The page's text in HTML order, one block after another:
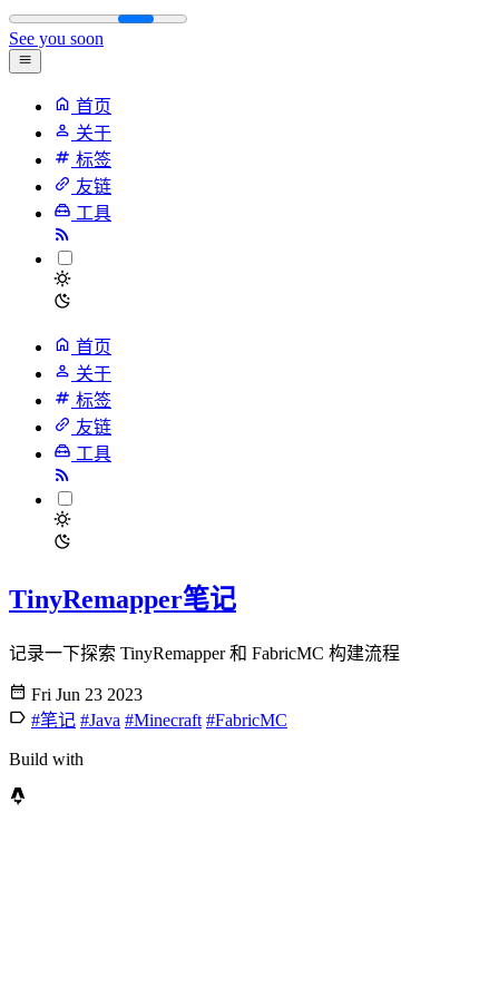
See you soon
首页
关于
标签
友链
工具
首页
关于
标签
友链
工具
TinyRemapper笔记
记录一下探索 TinyRemapper 和 FabricMC 构建流程
Fri Jun 23 2023
#笔记 #Java #Minecraft #FabricMC
Build with